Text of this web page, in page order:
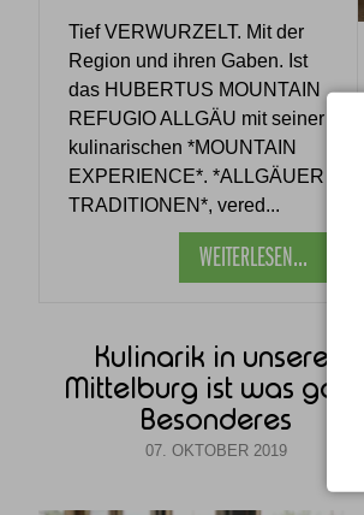
Tief VERWURZELT. Mit der
Region und ihren Gaben. Ist
das HUBERTUS MOUNTAIN
REFUGIO ALLGÄU mit seiner
kulinarischen *MOUNTAIN
EXPERIENCE*. *ALLGÄUER
TRADITIONEN*, vered...
WEITERLESEN...
Kulinarik in unserer
Mittelburg ist was ganz
Besonderes
07. OKTOBER 2019